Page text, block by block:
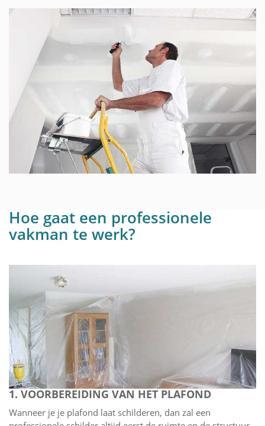
Hoe gaat een professionele
vakman te werk?
1. VOORBEREIDING VAN HET PLAFOND
Wanneer je je plafond laat schilderen, dan zal een